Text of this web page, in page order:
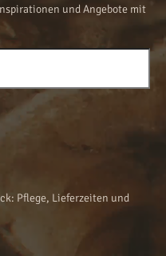
und Angebote mit
Pflege, Lieferzeiten und